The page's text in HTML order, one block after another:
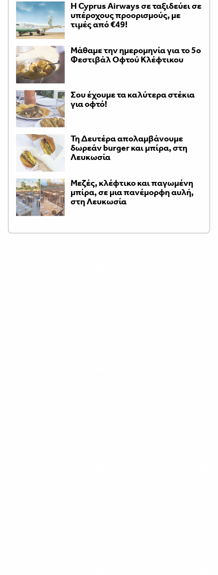
H Cyprus Airways σε ταξιδεύει σε
υπέροχους προορισμούς, με
τιμές από €49!
Μάθαμε την ημερομηνία για το 5ο
Φεστιβάλ Οφτού Κλέφτικου
Σου έχουμε τα καλύτερα στέκια
για οφτό!
Τη Δευτέρα απολαμβάνουμε
δωρεάν burger και μπίρα, στη
Λευκωσία
Μεζές, κλέφτικο και παγωμένη
μπίρα, σε μια πανέμορφη αυλή,
στη Λευκωσία